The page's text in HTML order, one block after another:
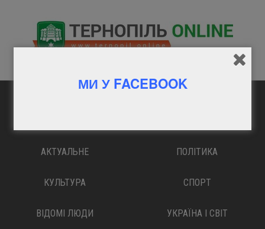
АКТУАЛЬНЕ ПОЛІТИКА
КУЛЬТУРА СПОРТ
ВІДОМІ ЛЮДИ УКРАЇНА І СВІТ
МИ У FACEBOOK